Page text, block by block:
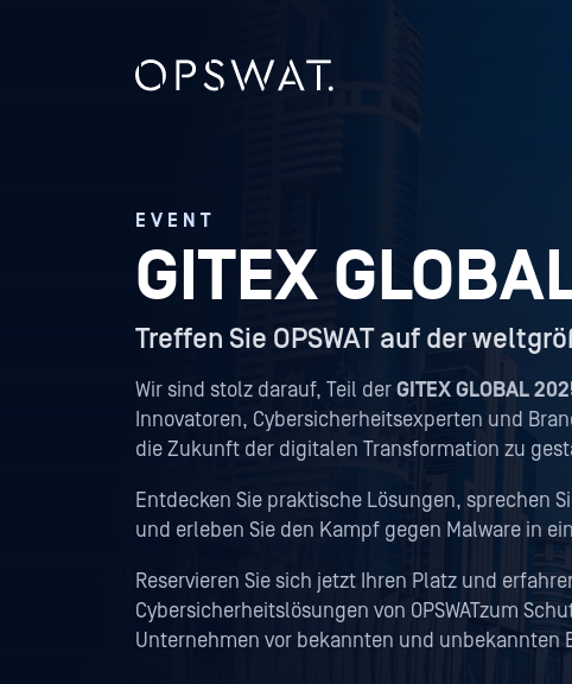
EVENT
GITEX
Treffen Sie OPSWAT auf der
Wir sind stolz darauf, Teil derGITEX GLOBAL
Innovatoren, Cybersicherheitsexperten und
die Zukunft der digitalen Transformation zu
Entdecken Sie praktische Lösungen, sprechen
und erleben Sie den Kampf gegen Malware in
Reservieren Sie sich jetzt Ihren Platz und
Cybersicherheitslösungen von OPSWATzum
Unternehmen vor bekannten und unbekannten